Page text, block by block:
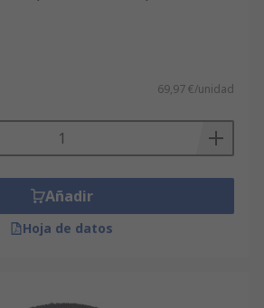
69,97 €/unidad
Añadir
Hoja de datos